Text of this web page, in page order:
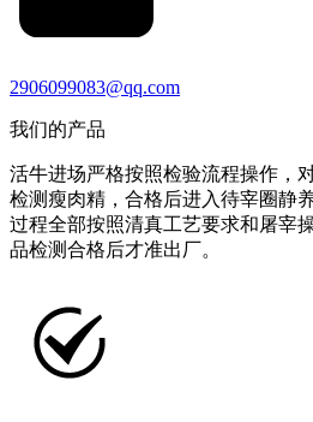
2906099083@qq.com
我们的产品
活牛进场严格按照检验流程操作，
检测瘦肉精，合格后进入待宰圈静
过程全部按照清真工艺要求和屠宰
品检测合格后才准出厂。